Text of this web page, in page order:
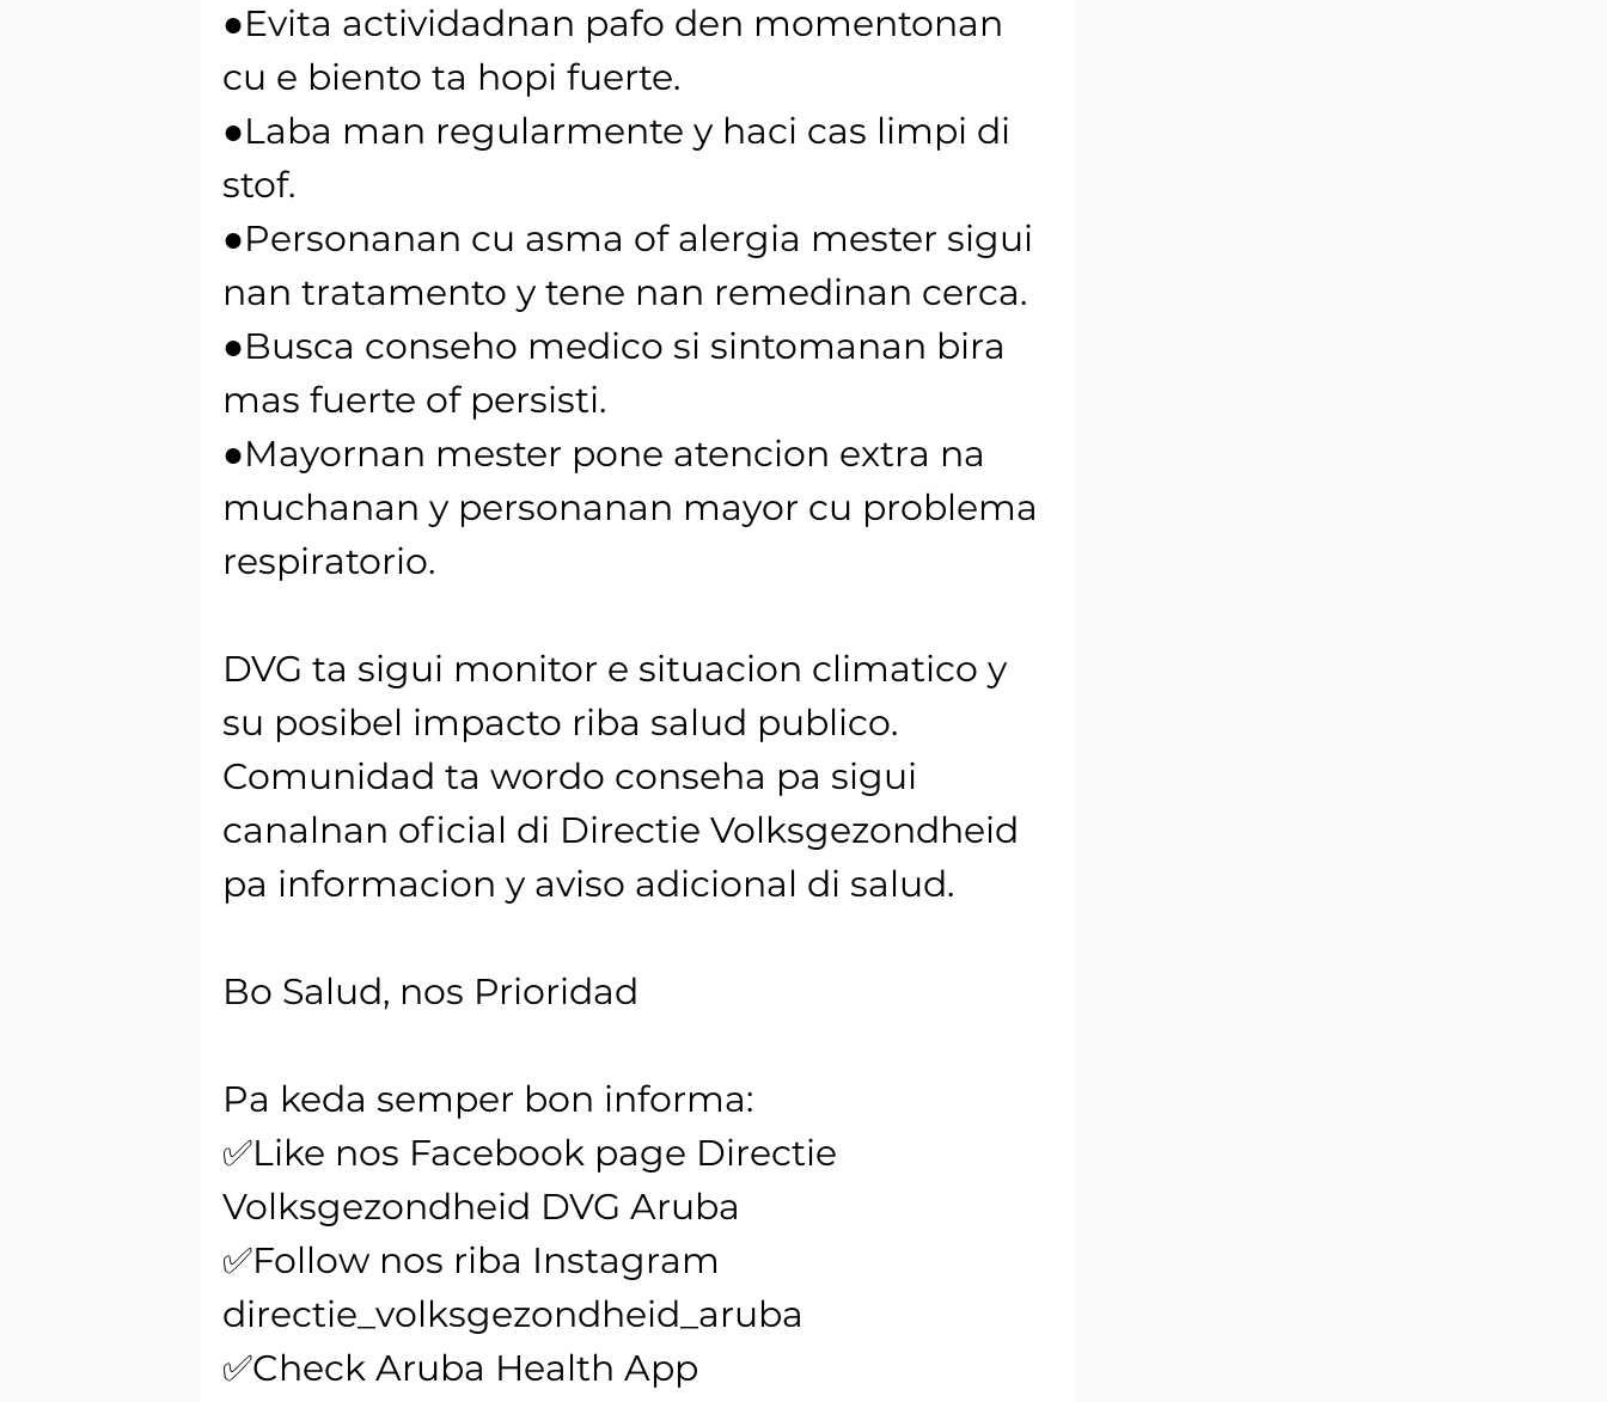
●Evita actividadnan pafo den momentonan
cu e biento ta hopi fuerte.
●Laba man regularmente y haci cas limpi di
stof.
●Personanan cu asma of alergia mester sigui
nan tratamento y tene nan remedinan cerca.
●Busca conseho medico si sintomanan bira
mas fuerte of persisti.
●Mayornan mester pone atencion extra na
muchanan y personanan mayor cu problema
respiratorio.
DVG ta sigui monitor e situacion climatico y
su posibel impacto riba salud publico.
Comunidad ta wordo conseha pa sigui
canalnan oficial di Directie Volksgezondheid
pa informacion y aviso adicional di salud.
Bo Salud, nos Prioridad
Pa keda semper bon informa:
✅Like nos Facebook page Directie
Volksgezondheid DVG Aruba
✅Follow nos riba Instagram
directie_volksgezondheid_aruba
✅Check Aruba Health App